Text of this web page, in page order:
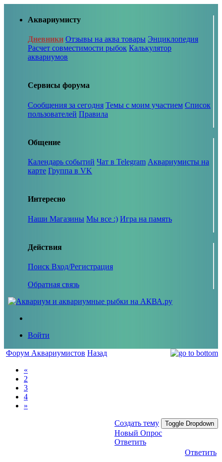
Аквариумисту
Дневники Отзывы на аква товары Энциклопедия
Расчет совместимости рыбок Калькулятор
аквариумов
Сервисы форума
Сообщения за сегодня Темы с моим участием Список
пользователей Правила
Общение
Календарь событий Чат в Telegram Аквариумисты на
карте Группа в VK
Интересно
Наши Магазины Мы все :) Игра на память
Действия
Поиск Вход/Регистрация
Обратная связь
Войти
Форум Аквариумистов Назад
«
2
3
4
»
Создать тему Toggle Dropdown
Новый Опрос
Ответить
Ответить